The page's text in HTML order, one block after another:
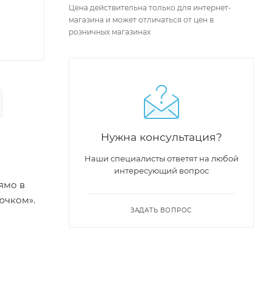
в
Цена действительна только для интернет-
магазина и может отличаться от цен в
розничных магазинах
Нужна консультация?
Наши специалисты ответят на любой
интересующий вопрос
ЗАДАТЬ ВОПРОС